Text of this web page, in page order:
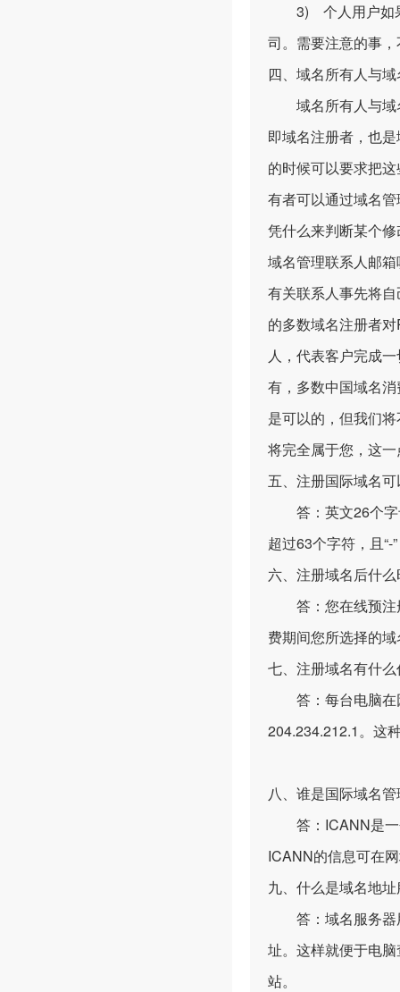
3) 个人用户如果
司。需要注意的事
四、域名所有人与
域名所有人与域
即域名注册者，也
的时候可以要求把
有者可以通过域名
凭什么来判断某个
域名管理联系人邮
有关联系人事先将
的多数域名注册者
人，代表客户完成
有，多数中国域名
是可以的，但我们
将完全属于您，这
五、注册国际域名
答：英文26个字
超过63个字符，且
六、注册域名后什
答：您在线预注
费期间您所选择的
七、注册域名有什
答：每台电脑在
204.234.212.1。这
八、谁是国际域名
答：ICANN是一
ICANN的信息可在
九、什么是域名地
答：域名服务器
址。这样就便于电
站。